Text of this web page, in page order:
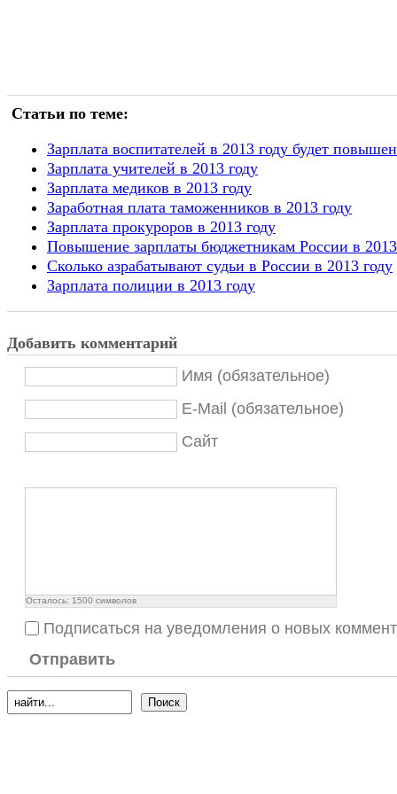
Статьи по теме:
Зарплата воспитателей в 2013 году будет
Зарплата учителей в 2013 году
Зарплата медиков в 2013 году
Заработная плата таможенников в 2013 году
Зарплата прокуроров в 2013 году
Повышение зарплаты бюджетникам России в 2013
Сколько азрабатывают судьи в России в 2013 году
Зарплата полиции в 2013 году
Добавить комментарий
Имя (обязательное)
E-Mail (обязательное)
Сайт
Осталось: 1500 символов
Подписаться на уведомления о новых
Отправить